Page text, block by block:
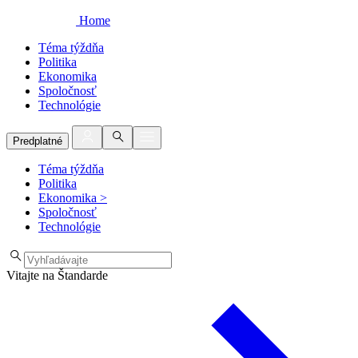
Home
Téma týždňa
Politika
Ekonomika
Spoločnosť
Technológie
Predplatné
Téma týždňa
Politika
Ekonomika >
Spoločnosť
Technológie
Vitajte na Štandarde